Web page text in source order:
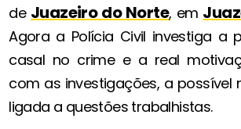
de Juazeiro do Norte, em
Agora a Polícia Civil investiga a
casal no crime e a real
com as investigações, a possível
ligada a questões trabalhistas.